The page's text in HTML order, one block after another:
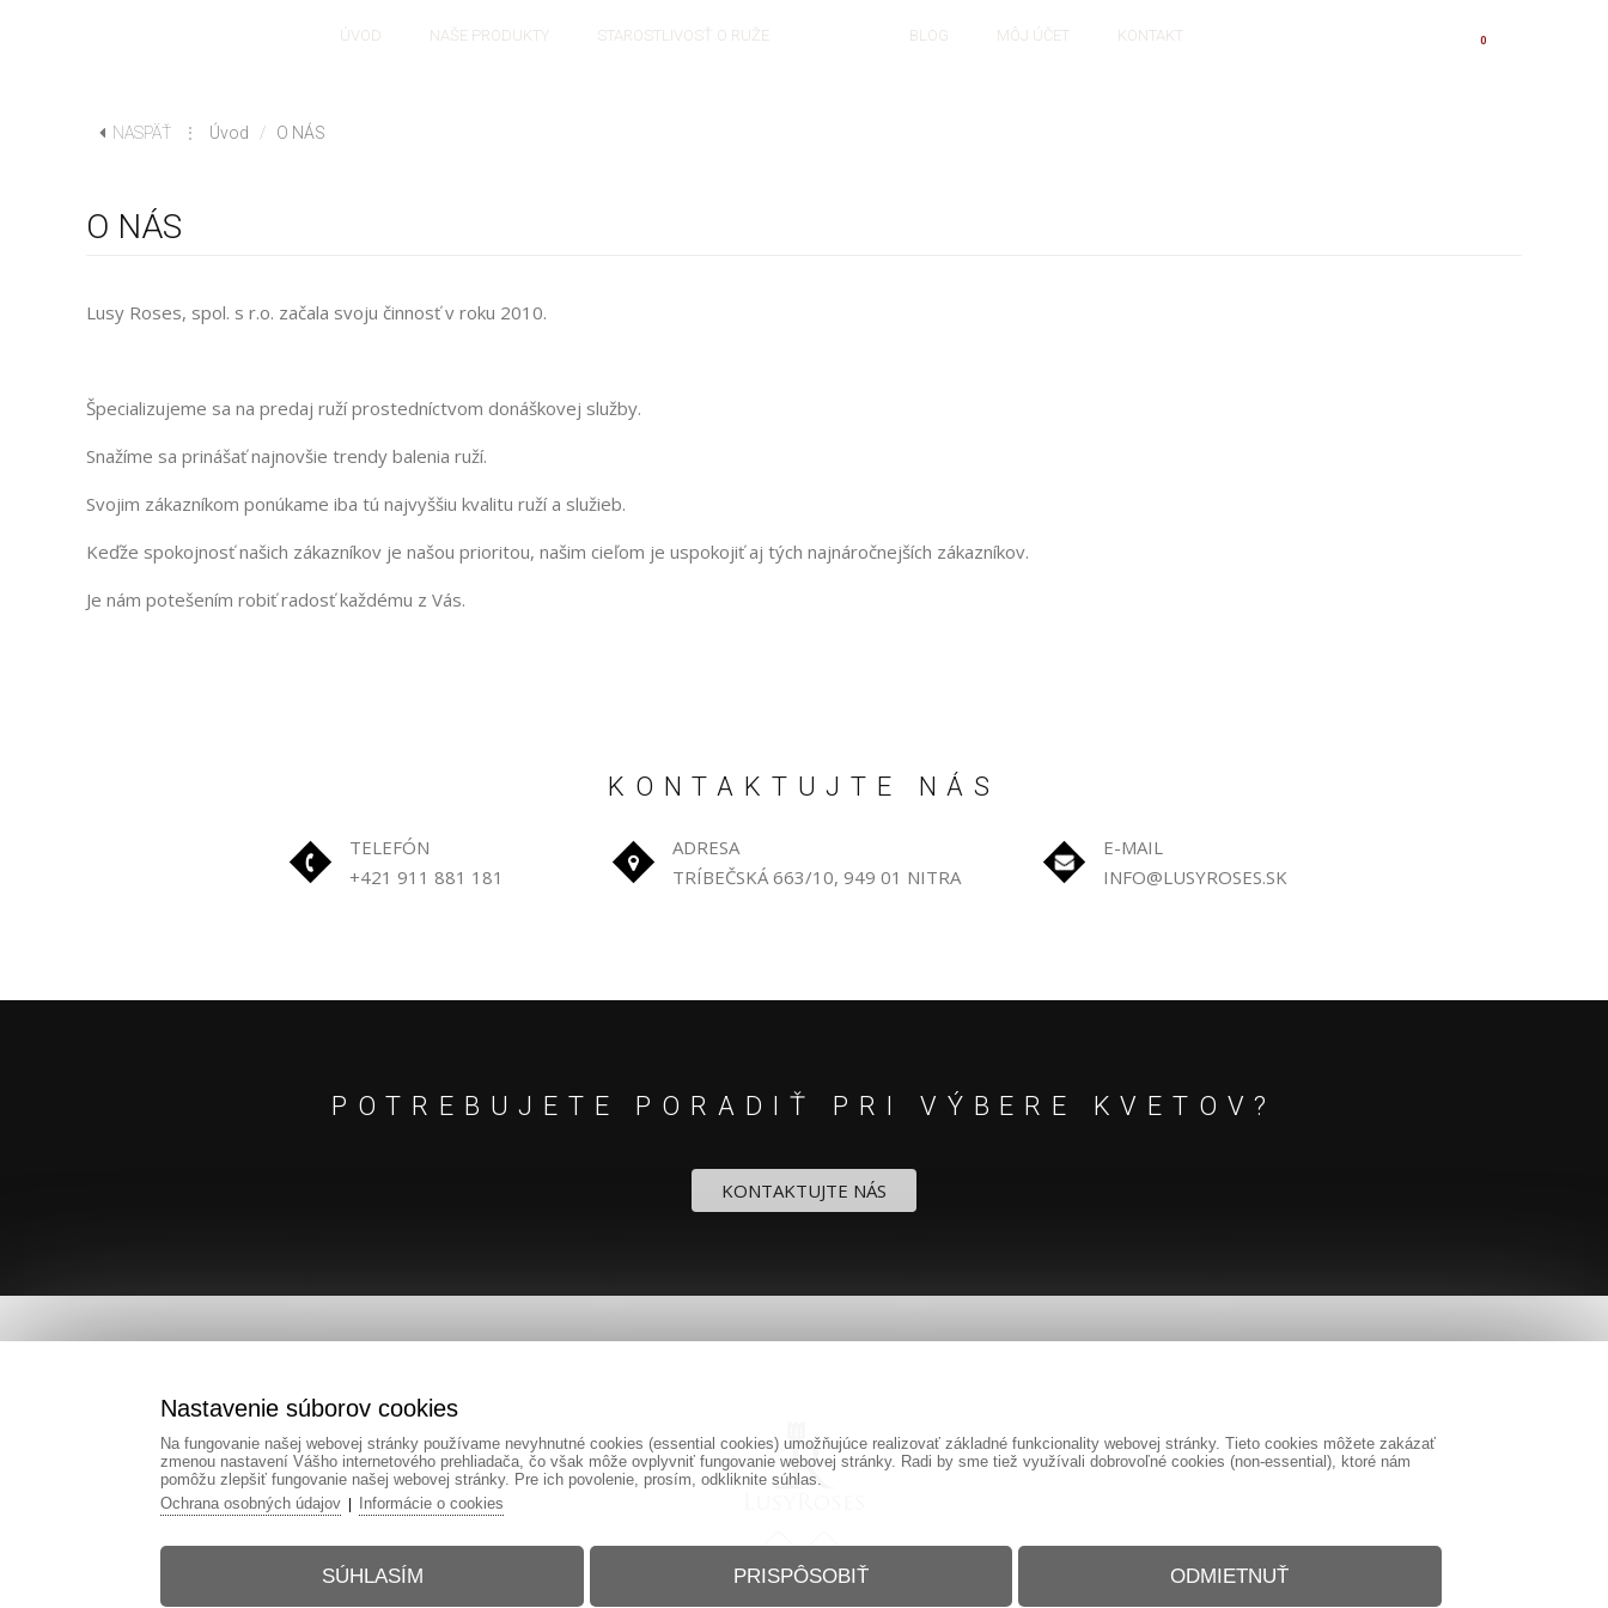
0
ÚVOD NAŠE PRODUKTY STAROSTLIVOSŤ O RUŽE BLOG MÔJ ÚČET KONTAKT
NASPÄŤ ⋮ Úvod / O NÁS
O NÁS
Lusy Roses, spol. s r.o. začala svoju činnosť v roku 2010.
Špecializujeme sa na predaj ruží prostedníctvom donáškovej služby.
Snažíme sa prinášať najnovšie trendy balenia ruží.
Svojim zákazníkom ponúkame iba tú najvyššiu kvalitu ruží a služieb.
Keďže spokojnosť našich zákazníkov je našou prioritou, našim cieľom je uspokojiť aj tých najnáročnejších zákazníkov.
Je nám potešením robiť radosť každému z Vás.
KONTAKTUJTE NÁS
TELEFÓN
+421 911 881 181
ADRESA
TRÍBEČSKÁ 663/10, 949 01 NITRA
E-MAIL
INFO@LUSYROSES.SK
POTREBUJETE PORADIŤ PRI VÝBERE KVETOV?
KONTAKTUJTE NÁS
Nastavenie súborov cookies
Na fungovanie našej webovej stránky používame nevyhnutné cookies (essential cookies) umožňujúce realizovať základné funkcionality webovej stránky. Tieto cookies môžete zakázať
zmenou nastavení Vášho internetového prehliadača, čo však môže ovplyvniť fungovanie webovej stránky. Radi by sme tiež využívali dobrovoľné cookies (non-essential), ktoré nám
pomôžu zlepšiť fungovanie našej webovej stránky. Pre ich povolenie, prosím, odkliknite súhlas.
Ochrana osobných údajov
Informácie o cookies
SÚHLASÍM PRISPÔSOBIŤ ODMIETNUŤ